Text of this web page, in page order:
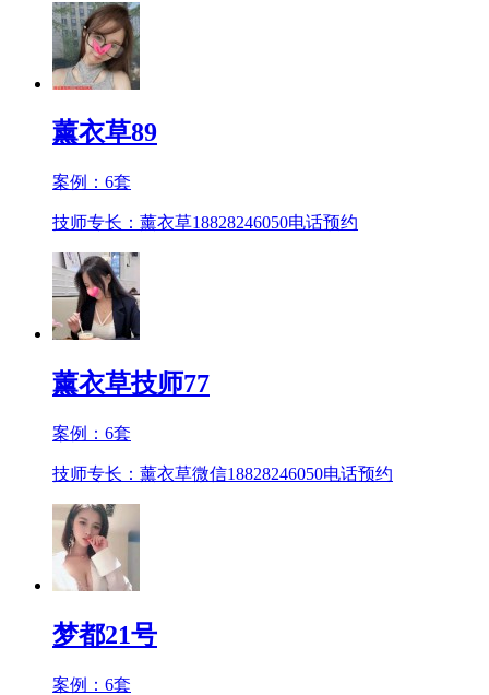
薰衣草89
案例： 6套
技师专长：薰衣草18828246050电话预约
薰衣草技师77
案例： 6套
技师专长：薰衣草微信18828246050电话预约
梦都21号
案例： 6套